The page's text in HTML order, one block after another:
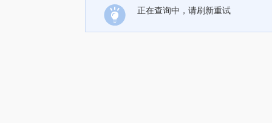
正在查询中，请刷新重试